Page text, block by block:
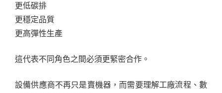
更低碳排
更穩定品質
更高彈性生產
這代表不同角色之間必須更緊密合作。
設備供應商不再只是賣機器，而需要理解工廠流程、數